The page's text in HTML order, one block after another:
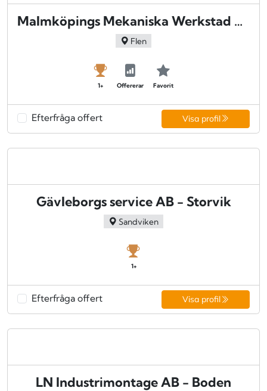
Malmköpings Mekaniska Werkstad AB ELMO - Flen
Flen
1+ Offererar Favorit
Efterfråga offert Visa profil
Gävleborgs service AB - Storvik
Sandviken
1+
Efterfråga offert Visa profil
LN Industrimontage AB - Boden